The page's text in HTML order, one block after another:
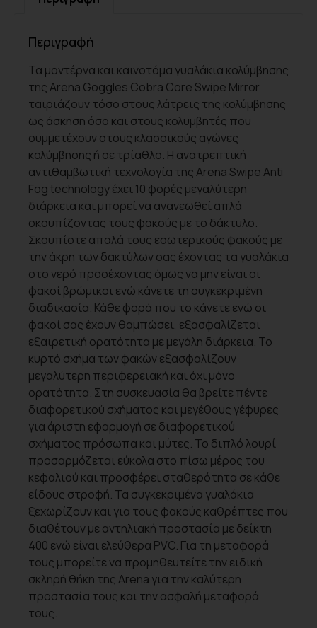
Περιγραφή
Τα μοντέρνα και καινοτόμα γυαλάκια κολύμβησης
της Arena Goggles Cobra Core Swipe Mirror
ταιριάζουν τόσο στους λάτρεις της κολύμβησης
ως άσκηση όσο και στους κολυμβητές που
συμμετέχουν στους κλασσικούς αγώνες
κολύμβησης ή σε τρίαθλο. Η ανατρεπτική
αντιθαμβωτική τεχνολογία της Arena Swipe Anti
Fog technology έχει 10 φορές μεγαλύτερη
διάρκεια και μπορεί να ανανεωθεί απλά
σκουπίζοντας τους φακούς με το δάκτυλο.
Σκουπίστε απαλά τους εσωτερικούς φακούς με
την άκρη των δακτύλων σας έχοντας τα γυαλάκια
στο νερό προσέχοντας όμως να μην είναι οι
φακοί βρώμικοι ενώ κάνετε τη συγκεκριμένη
διαδικασία. Κάθε φορά που το κάνετε ενώ οι
φακοί σας έχουν θαμπώσει, εξασφαλίζεται
εξαιρετική ορατότητα με μεγάλη διάρκεια. Το
κυρτό σχήμα των φακών εξασφαλίζουν
μεγαλύτερη περιφερειακή και όχι μόνο
ορατότητα. Στη συσκευασία θα βρείτε πέντε
διαφορετικού σχήματος και μεγέθους γέφυρες
για άριστη εφαρμογή σε διαφορετικού
σχήματος πρόσωπα και μύτες. Το διπλό λουρί
προσαρμόζεται εύκολα στο πίσω μέρος του
κεφαλιού και προσφέρει σταθερότητα σε κάθε
είδους στροφή. Τα συγκεκριμένα γυαλάκια
ξεχωρίζουν και για τους φακούς καθρέπτες που
διαθέτουν με αντηλιακή προστασία με δείκτη
400 ενώ είναι ελεύθερα PVC. Για τη μεταφορά
τους μπορείτε να προμηθευτείτε την ειδική
σκληρή θήκη της Arena για την καλύτερη
προστασία τους και την ασφαλή μεταφορά
τους.